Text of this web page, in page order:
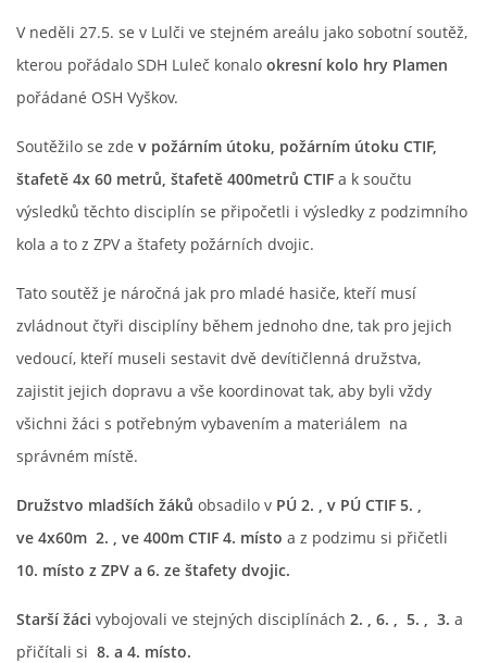
MLADÍ HASIČI
ZÁSAHOVÁ JEDNOTKA
DRUŽSTVO MUŽŮ
VÝROČNÍ ZPRÁVY
DOTACE POSKYTNUTÁ Z ROZPOČTU JIHOMORAVSKÉHO
KRAJE
JEDNOTNÝ SYSTÉM VAROVÁNÍ A VYROZUMĚNÍ
OBYVATELSTVA ČR
VÝBOR SDH
KALENDÁŘ SDH
V neděli 27.5. se v Lulči ve stejném areálu jako sobotní soutěž,
kterou pořádalo SDH Luleč konalo okresní kolo hry Plamen
pořádané OSH Vyškov.
Soutěžilo se zde v požárním útoku, požárním útoku CTIF,
štafetě 4x 60 metrů, štafetě 400metrů CTIF a k součtu
výsledků těchto disciplín se připočetli i výsledky z podzimního
kola a to z ZPV a štafety požárních dvojic.
Tato soutěž je náročná jak pro mladé hasiče, kteří musí
zvládnout čtyři disciplíny během jednoho dne, tak pro jejich
vedoucí, kteří museli sestavit dvě devítičlenná družstva,
zajistit jejich dopravu a vše koordinovat tak, aby byli vždy
všichni žáci s potřebným vybavením a materiálem na
správném místě.
Družstvo mladších žáků obsadilo v PÚ 2. , v PÚ CTIF 5. ,
ve 4x60m 2. , ve 400m CTIF 4. místo a z podzimu si přičetli
10. místo z ZPV a 6. ze štafety dvojic.
Starší žáci vybojovali ve stejných disciplínách 2. , 6. , 5. , 3. a
přičítali si 8. a 4. místo.